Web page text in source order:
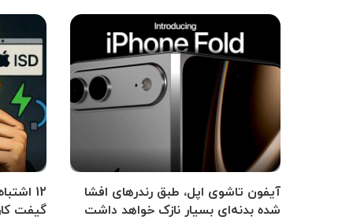
آیفون تاشوی اپل، طبق رندرهای افشا
شده بدنه‌ای بسیار نازک خواهد داشت
12
گیفت